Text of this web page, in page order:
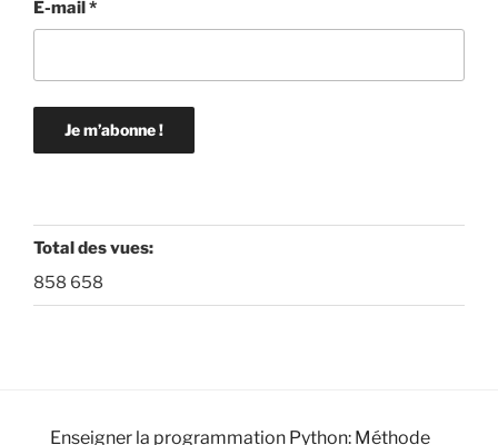
E-mail*
Total des vues:
858 658
Enseigner la programmation Python: Méthode